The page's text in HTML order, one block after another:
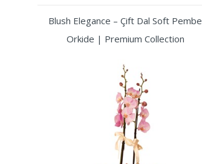
Blush Elegance – Çift Dal Soft Pembe
Orkide | Premium Collection